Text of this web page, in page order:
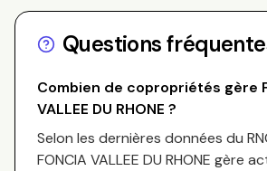
Questions
Combien de copropriétés gère
VALLEE DU RHONE ?
Selon les dernières données du
FONCIA VALLEE DU RHONE gère